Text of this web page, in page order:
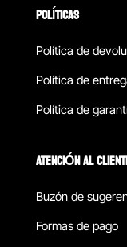
POLÍTICAS
Política de
Política de
Política de
ATENCIÓN AL
Buzón de
Formas de pago